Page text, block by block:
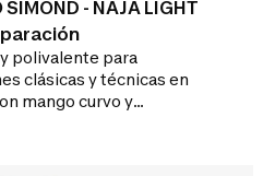
SIMOND - NAJA LIGHT
polivalente para
clásicas y técnicas en
mango curvo y